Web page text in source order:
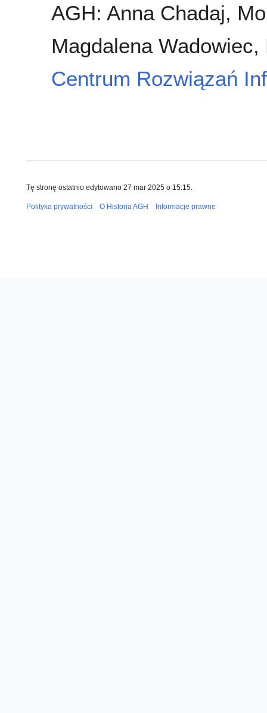
AGH: Anna Chadaj,
Magdalena
Centrum Rozwiązań
Tę stronę ostatnio edytowano 27 mar 2025 o 15:15.
Polityka prywatności O Historia AGH Informacje prawne